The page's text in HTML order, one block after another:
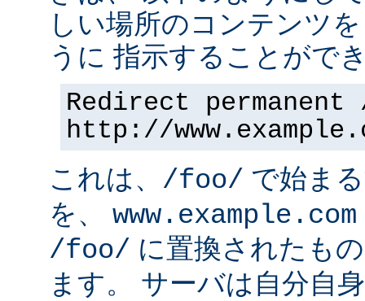
しい場所のコンテンツ
うに 指示することがで
Redirect
http://
これは、 /foo/ で始ま
を、 www.example.com
/foo/ に置換されたも
ます。 サーバは自分自